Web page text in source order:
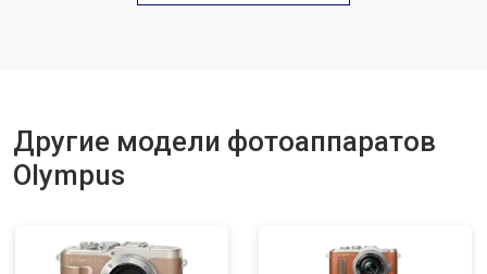
Другие модели фотоаппаратов
Olympus